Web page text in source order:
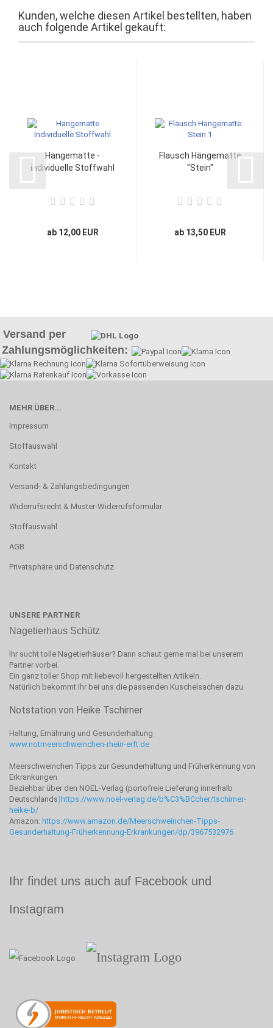
Kunden, welche diesen Artikel bestellten, haben
auch folgende Artikel gekauft:
Hängematte -
individuelle Stoffwahl
ab 12,00 EUR
Flausch Hängematte
"Stein"
ab 13,50 EUR
Versand per
Zahlungsmöglichkeiten:
MEHR ÜBER...
Impressum
Stoffauswahl
Kontakt
Versand- & Zahlungsbedingungen
Widerrufsrecht & Muster-Widerrufsformular
Stoffauswahl
AGB
Privatsphäre und Datenschutz
UNSERE PARTNER
Nagetierhaus Schütz
Ihr sucht tolle Nagetierhäuser? Dann schaut gerne mal bei unserem
Partner vorbei.
Ein ganz toller Shop mit liebevoll hergestellten Artikeln.
Natürlich bekommt Ihr bei uns die passenden Kuschelsachen dazu.
Notstation von Heike Tschirner
Haltung, Ernährung und Gesunderhaltung
www.notmeerschweinchen-rhein-erft.de
Meerschweinchen Tipps zur Gesunderhaltung und Früherkennung von
Erkrankungen
Beziehbar über den NOEL-Verlag (portofreie Lieferung innerhalb
Deutschlands) https://www.noel-verlag.de/b%C3%BCcher/tschirner-
heike-b/
Amazon: https://www.amazon.de/Meerschweinchen-Tipps-
Gesunderhaltung-Früherkennung-Erkrankungen/dp/3967532976
Ihr findet uns auch auf Facebook und
Instagram